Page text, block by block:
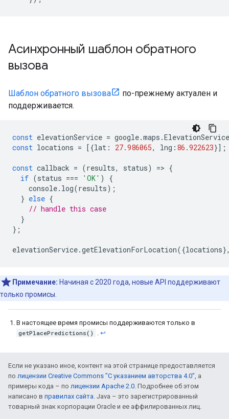
Асинхронный шаблон обратного
вызова
Шаблон обратного вызова
по-прежнему актуален и
поддерживается.
const elevationService = google.maps .ElevationService
const locations = [{lat : 27.986065, lng : 86.922623}];
const callback = (results, status) => {
if (status === 'OK' )
{
console. log(results);
} else {
// handle this case
}
};
elevationService.getElevationForLocation({locations
Примечание: Начиная с 2020 года, новые API поддерживают
только промисы.
В настоящее время промисы поддерживаются только в
getPlacePredictions()
. ↩
Если не указано иное, контент на этой странице предоставляется
по лицензии Creative Commons "С указанием авторства 4.0", а
примеры кода – по лицензии Apache 2.0. Подробнее об этом
написано в правилах сайта. Java – это зарегистрированный
товарный знак корпорации Oracle и ее аффилированных лиц.